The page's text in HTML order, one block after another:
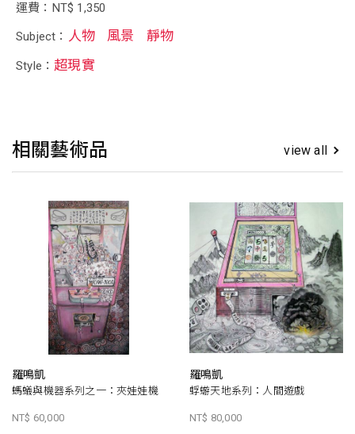
運費：NT$ 1,350
Subject： 人物 風景 靜物
Style：超現實
相關藝術品 view all
羅鳴凱
螞蟻與機器系列之一：夾娃娃機
NT$ 60,000
羅鳴凱
蜉蝣天地系列：人間遊戲
NT$ 80,000